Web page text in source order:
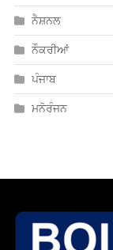
ਨੈਸ਼ਨਲ
ਨੌਕਰੀਆਂ
ਪੰਜਾਬ
ਮਨੋਰੰਜਨ